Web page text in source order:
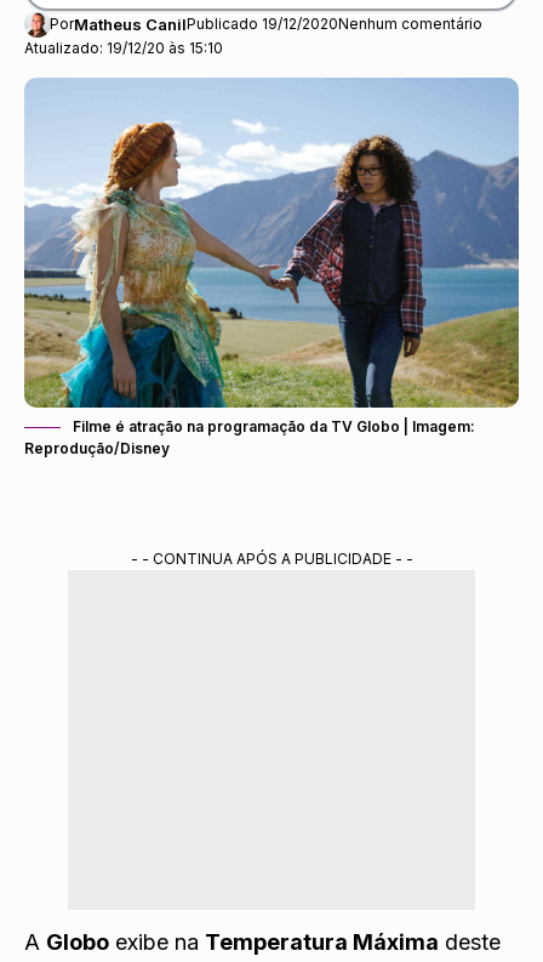
Atualizado: 19/12/20 às 15:10
PorMatheus CanilPublicado 19/12/2020Nenhum comentário
Filme é atração na programação da TV Globo | Imagem:
Reprodução/Disney
- - CONTINUA APÓS A PUBLICIDADE - -
A Globo exibe na Temperatura Máxima deste